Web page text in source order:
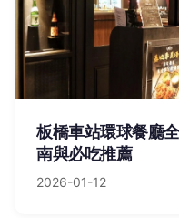
板橋車站環球餐廳
南與必吃推薦
2026-01-12